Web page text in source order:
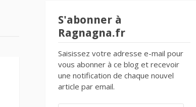
S'abonner à
Ragnagna.fr
Saisissez votre adresse e-mail pour
vous abonner à ce blog et recevoir
une notification de chaque nouvel
article par email.